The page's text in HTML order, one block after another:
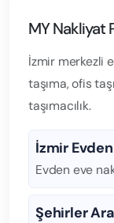
MY Nakliyat
İzmir merkezli
taşıma, ofis
taşımacılık.
İzmir
Evden eve
Şehirler